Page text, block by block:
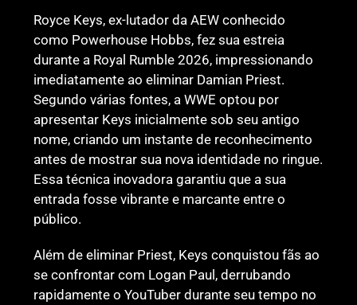
Royce Keys, ex-lutador da AEW conhecido
como Powerhouse Hobbs, fez sua estreia
durante a Royal Rumble 2026, impressionando
imediatamente ao eliminar Damian Priest.
Segundo várias fontes, a WWE optou por
apresentar Keys inicialmente sob seu antigo
nome, criando um instante de reconhecimento
antes de mostrar sua nova identidade no ringue.
Essa técnica inovadora garantiu que a sua
entrada fosse vibrante e marcante entre o
público.
Além de eliminar Priest, Keys conquistou fãs ao
se confrontar com Logan Paul, derrubando
rapidamente o YouTuber durante seu tempo no